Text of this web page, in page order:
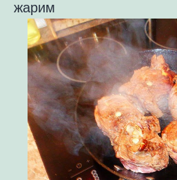
жарим